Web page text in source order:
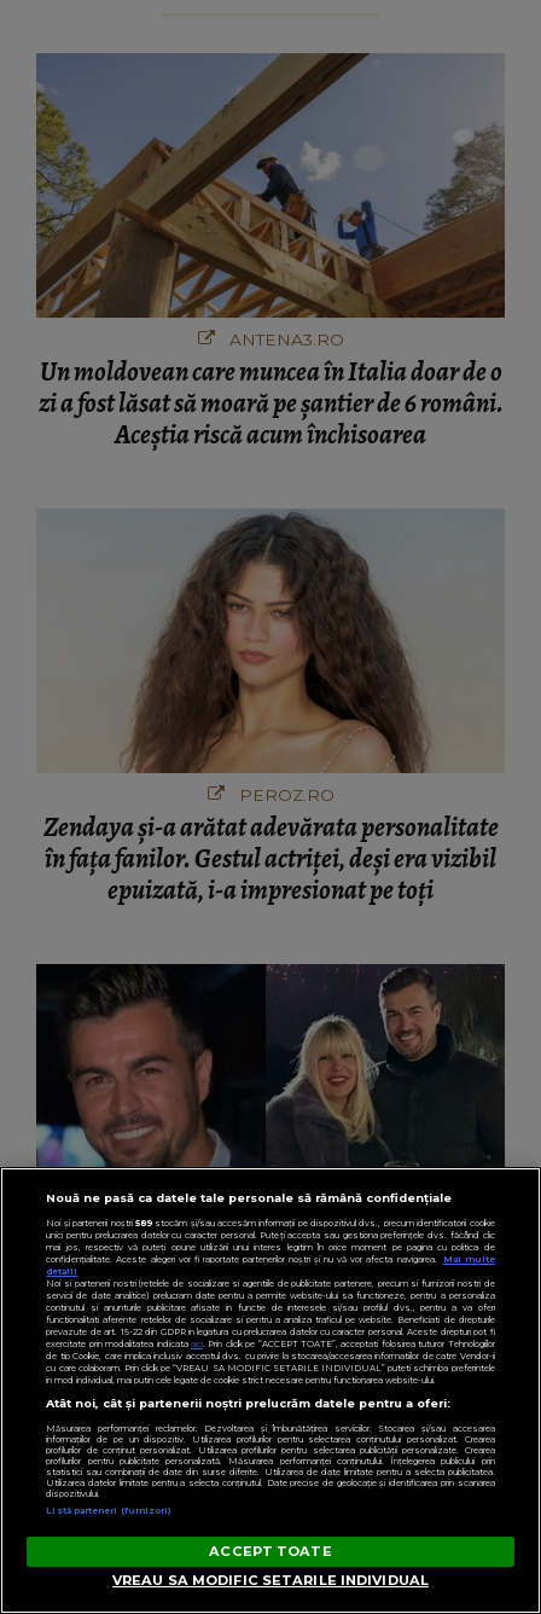
ANTENA3.RO
Un moldovean care muncea în Italia doar de o
zi a fost lăsat să moară pe şantier de 6 români.
Aceștia riscă acum închisoarea
PEROZ.RO
Zendaya și-a arătat adevărata personalitate
în fața fanilor. Gestul actriței, deși era vizibil
epuizată, i-a impresionat pe toți
VIVA.RO
Imaginile uluitoare ale momentului sunt cu
Adrian Alexandrov în prim-plan! Cum a fost
surprins de paparazzi, fără Elena Udrea. Cu
cine s-a întâlnit partenerul fostei politiciene în
București! Gestul lui...
Nouă ne pasă ca datele tale personale să rămână confidențiale
Noi și partenerii noștri589stocăm și/sau accesăm informații pe dispozitivul dvs., precum identificatorii cookie
unici pentru prelucrarea datelor cu caracter personal. Puteți accepta sau gestiona preferințele dvs. făcând clic
mai jos, respectiv vă puteți opune utilizării unui interes legitim în orice moment pe pagina cu politica de
confidențialitate. Aceste alegeri vor fi raportate partenerilor noștri și nu vă vor afecta navigarea.
Mai multe
detalii
Noi si partenerii nostri (retelele de socializare si agentiile de publicitate partenere, precum si furnizorii nostri de
servicii de date analitice) prelucram date pentru a permite website-ului sa functioneze, pentru a personaliza
continutul si anunturile publicitare afisate in functie de interesele si/sau profilul dvs., pentru a va oferi
functionalitati aferente retelelor de socializare si pentru a analiza traficul pe website. Beneficiati de drepturile
prevazute de art. 15-22 din GDPR in legatura cu prelucrarea datelor cu caracter personal. Aceste drepturi pot fi
exercitate prin modalitatea indicataaici. Prin click pe “ACCEPT TOATE”, acceptati folosirea tuturor Tehnologiilor
de tip Cookie, care implica inclusiv acceptul dvs. cu privire la stocarea/accesarea informatiilor de catre Vendor-ii
cu care colaboram. Prin click pe “VREAU SA MODIFIC SETARILE INDIVIDUAL” puteti schimba preferintele
in mod individual, mai putin cele legate de cookie strict necesare pentru functionarea website-ului.
Atât noi, cât și partenerii noștri prelucrăm datele pentru a oferi:
Măsurarea performanței reclamelor. Dezvoltarea și îmbunătățirea serviciilor. Stocarea și/sau accesarea
informațiilor de pe un dispozitiv. Utilizarea profilurilor pentru selectarea conținutului personalizat. Crearea
profilurilor de conținut personalizat. Utilizarea profilurilor pentru selectarea publicității personalizate. Crearea
profilurilor pentru publicitate personalizată. Măsurarea performanței conținutului. Înțelegerea publicului prin
statistici sau combinații de date din surse diferite. Utilizarea de date limitate pentru a selecta publicitatea.
Utilizarea datelor limitate pentru a selecta conținutul. Date precise de geolocație și identificarea prin scanarea
dispozitivului.
Listă parteneri (furnizori)
ACCEPT TOATE
VREAU SA MODIFIC SETARILE INDIVIDUAL